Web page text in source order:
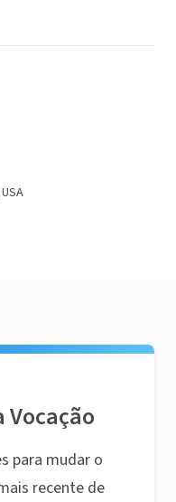
Vocação
para mudar o
recente de